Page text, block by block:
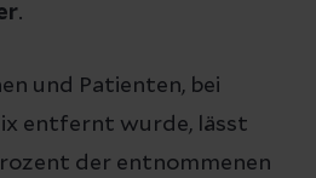
.
und Patienten, bei
entfernt wurde, lässt
der entnommenen